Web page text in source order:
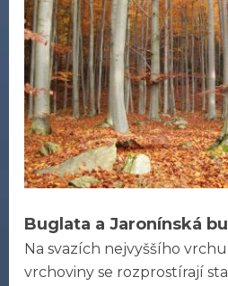
Buglata a Jaronínská
Na svazích nejvyššího
vrchoviny se rozprostírají